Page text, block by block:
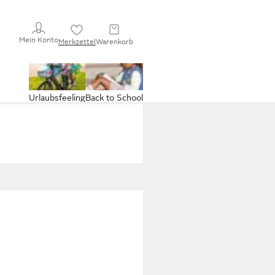
Mein KontoMerkzettelWarenkorb
Back to School
Urlaubsfeeling